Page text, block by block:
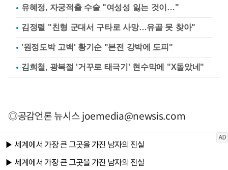
유혜정, 자궁적출 수술 "여성성 잃는 것이…"
김정렬 "친형 군대서 구타로 사망…유골 못 찾아"
'원정도박 고백' 황기순 "본전 강박에 도피"
김희철, 광복절 '거꾸로 태극기' 현수막에 "X돌았네"
◎공감언론 뉴시스joemedia@newsis.com